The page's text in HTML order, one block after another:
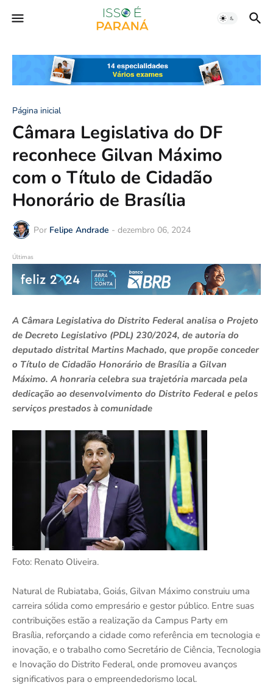
Página inicial
Câmara Legislativa do DF
reconhece Gilvan Máximo
com o Título de Cidadão
Honorário de Brasília
Por Felipe Andrade - dezembro 06, 2024
Últimas
A Câmara Legislativa do Distrito Federal analisa o Projeto
de Decreto Legislativo (PDL) 230/2024, de autoria do
deputado distrital Martins Machado, que propõe conceder
o Título de Cidadão Honorário de Brasília a Gilvan
Máximo. A honraria celebra sua trajetória marcada pela
dedicação ao desenvolvimento do Distrito Federal e pelos
serviços prestados à comunidade
Foto: Renato Oliveira.
Natural de Rubiataba, Goiás, Gilvan Máximo construiu uma
carreira sólida como empresário e gestor público. Entre suas
contribuições estão a realização da Campus Party em
Brasília, reforçando a cidade como referência em tecnologia e
inovação, e o trabalho como Secretário de Ciência, Tecnologia
e Inovação do Distrito Federal, onde promoveu avanços
significativos para o empreendedorismo local.